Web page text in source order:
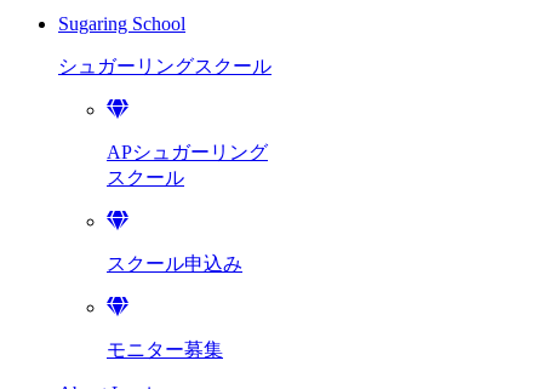
Sugaring School
シュガーリングスクール
APシュガーリング
スクール
スクール申込み
モニター募集